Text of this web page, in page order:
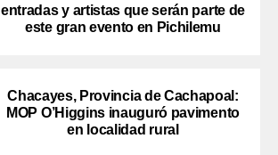
entradas y artistas que serán parte de
este gran evento en Pichilemu
Chacayes, Provincia de Cachapoal:
MOP O’Higgins inauguró pavimento
en localidad rural